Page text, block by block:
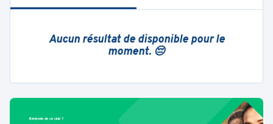
Aucun résultat de disponible pour le
moment. 😔
Bénévole de ce club ?